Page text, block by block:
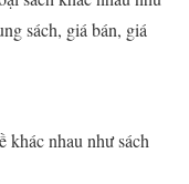
sách, giá bán, giá
khác nhau như sách